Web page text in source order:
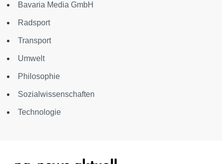
Bavaria Media GmbH
Radsport
Transport
Umwelt
Philosophie
Sozialwissenschaften
Technologie